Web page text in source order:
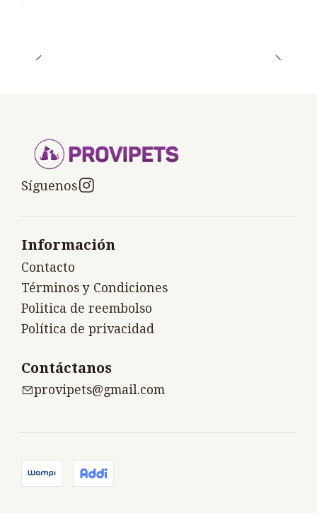
Síguenos
Información
Contacto
Términos y Condiciones
Politica de reembolso
Política de privacidad
Contáctanos
provipets@gmail.com